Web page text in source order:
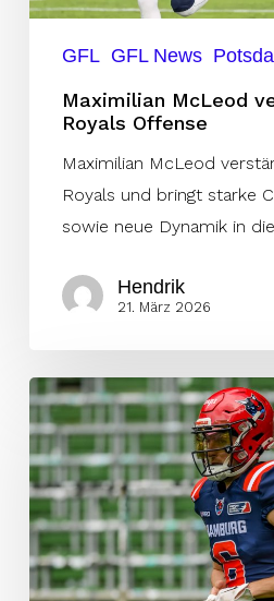
GFL GFL News
Maximilian McLeod
Royals Offense
Maximilian McLeod
Royals und bringt starke
sowie neue Dynamik in
Hendrik
21. März 2026
Sea
Devils
Duo
verstärkt
Braunschweig
Lions